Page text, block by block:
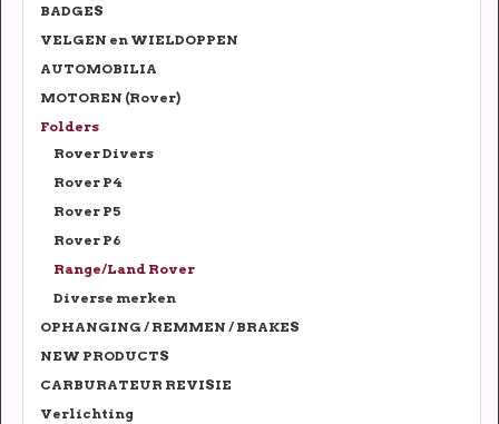
BADGES
VELGEN en WIELDOPPEN
AUTOMOBILIA
MOTOREN (Rover)
Folders
Rover Divers
Rover P4
Rover P5
Rover P6
Range/Land Rover
Diverse merken
OPHANGING / REMMEN / BRAKES
NEW PRODUCTS
CARBURATEUR REVISIE
Verlichting